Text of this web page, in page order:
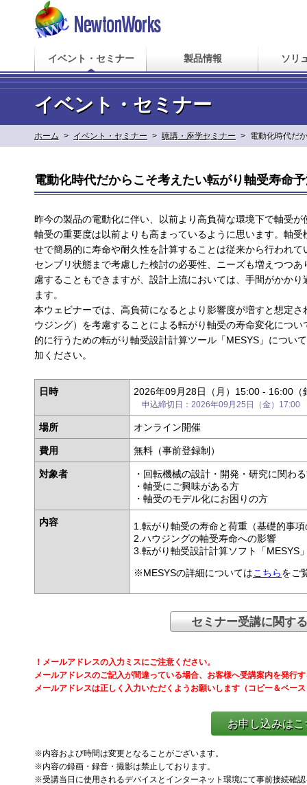
イベント・セミナー 製品情報 ソリ
イベント・セミナー
ホーム > イベント・セミナー > 聴講・座学セミナー > 電動化時代だ
電動化時代だからこそ考えたい転がり軸受寿命
昨今の製品の電動化に伴い、以前より高負荷な環境下で軸受
軸受の重要度は以前よりも高まっているように思います。軸
せで簡易的に寿命や耐久性を計算することは従来から行われ
センブリ状態まで考慮した検討の必要性、ニーズも増えつつ
慮することもできますが、設計上流においては、手間がかか
ます。
本ウェビナーでは、高負荷になるとより影響度が増すと想定
ウジング）を考慮することによる転がり軸受の寿命変化につ
的に行うための転がり軸受設計計算ツール「MESYS」につい
加ください。
日時 2026年09月28日（月）15:00 - 16:00（
申込締切日：2026年09月25日（金）17:00
場所 オンライン開催
費用 無料（事前登録制）
対象者
・回転機械の設計・開発・研究に関わ
・軸受にご興味がある方
・軸受のモデル化にお困りの方
内容
1.転がり軸受の寿命と荷重（基礎的事
2.ハウジングの軸受寿命への影響
3.転がり軸受設計計算ソフト「MESYS
※MESYSの詳細についてはこちらをご
セミナー受講に関す
！メールアドレスの入力ミスにご注意ください。
メールアドレスのご記入が間違っている場合、お客様へ受講案内を発行
メールアドレスは正しく入力いただくようお願いします（コピー＆ペー
お申し込みはこ
※内容および時間は変更となることがございます。
※内容の録画・録音・撮影は禁止しております。
※受講当日に使用されるデバイスとインターネット環境にて事前接続確